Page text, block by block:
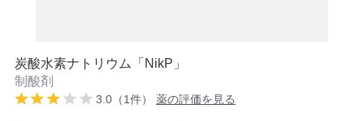
炭酸水素ナトリウム「NikP」
制酸剤
3.0（1件） 薬の評価を見る